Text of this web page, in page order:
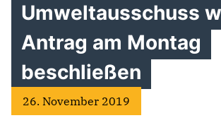
Umweltausschuss
Antrag am Montag
beschließen
26. November 2019